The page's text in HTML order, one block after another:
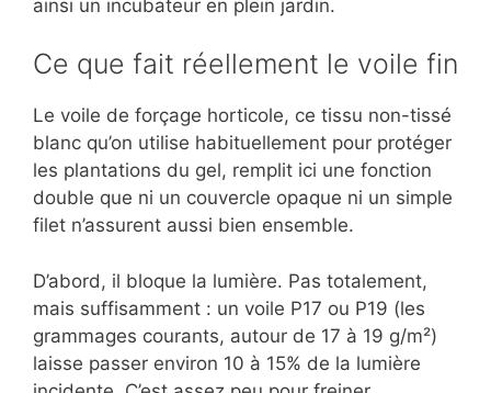
ainsi un incubateur en plein jardin.
Ce que fait réellement le voile fin
Le voile de forçage horticole, ce tissu non-tissé
blanc qu’on utilise habituellement pour protéger
les plantations du gel, remplit ici une fonction
double que ni un couvercle opaque ni un simple
filet n’assurent aussi bien ensemble.
D’abord, il bloque la lumière. Pas totalement,
mais suffisamment : un voile P17 ou P19 (les
grammages courants, autour de 17 à 19 g/m²)
laisse passer environ 10 à 15% de la lumière